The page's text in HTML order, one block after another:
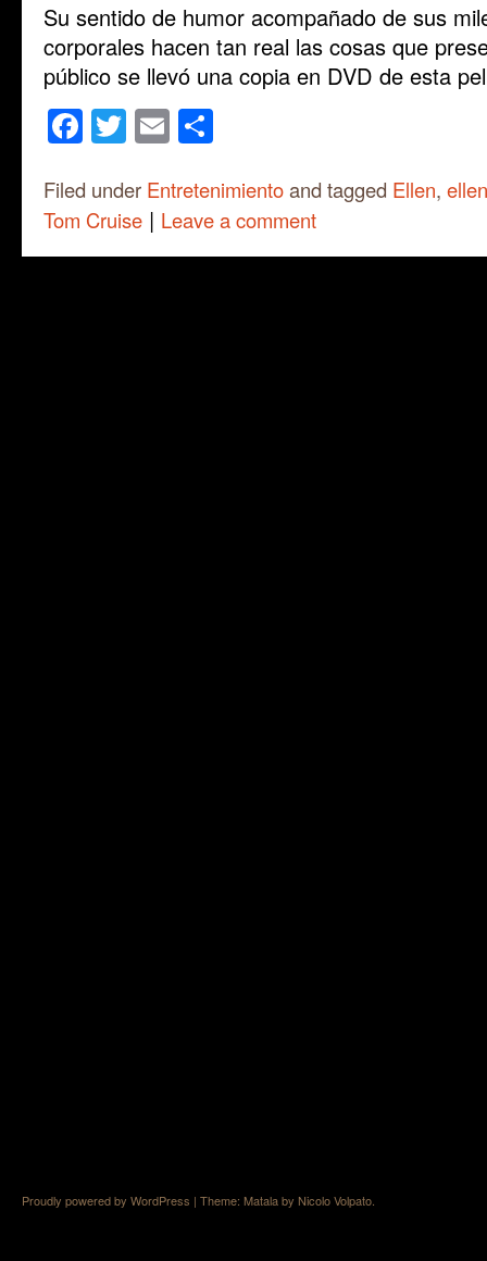
Su sentido de humor acompañado de sus
corporales hacen tan real las cosas que
público se llevó una copia en DVD de esta
Facebook
Twitter
Email
Filed under Entretenimientoand tagged Ellen,
Tom Cruise | Leave a comment
Proudly powered by WordPress | Theme: Matala by Nicolo Volpato.